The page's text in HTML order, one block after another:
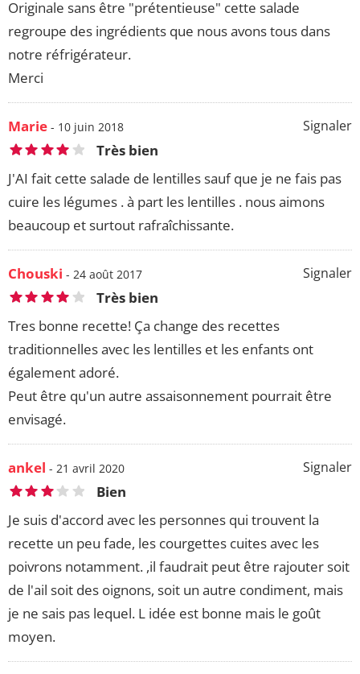
Originale sans être "prétentieuse" cette salade
regroupe des ingrédients que nous avons tous dans
notre réfrigérateur.
Merci
Signaler
Marie - 10 juin 2018
Très bien
J'AI fait cette salade de lentilles sauf que je ne fais pas
cuire les légumes . à part les lentilles . nous aimons
beaucoup et surtout rafraîchissante.
Signaler
Chouski - 24 août 2017
Très bien
Tres bonne recette! Ça change des recettes
traditionnelles avec les lentilles et les enfants ont
également adoré.
Peut être qu'un autre assaisonnement pourrait être
envisagé.
Signaler
ankel - 21 avril 2020
Bien
Je suis d'accord avec les personnes qui trouvent la
recette un peu fade, les courgettes cuites avec les
poivrons notamment. ,il faudrait peut être rajouter soit
de l'ail soit des oignons, soit un autre condiment, mais
je ne sais pas lequel. L idée est bonne mais le goût
moyen.